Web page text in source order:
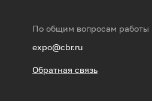
По общим вопросам работы
expo@cbr.ru
Обратная связь